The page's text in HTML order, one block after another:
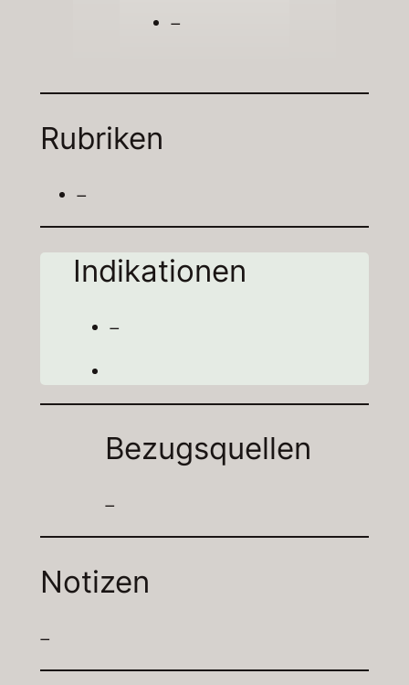
–
Rubriken
–
Indikationen
–
Bezugsquellen
–
Notizen
–